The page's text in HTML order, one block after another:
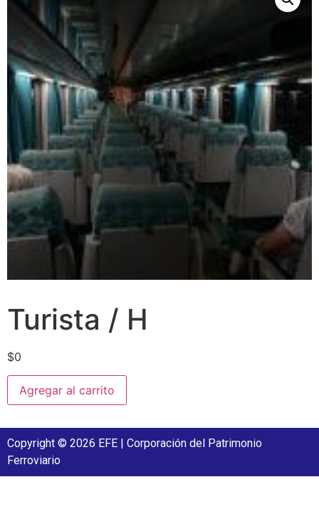
Turista / H
$0
Agregar al carrito
Copyright © 2026 EFE | Corporación del Patrimonio
Ferroviario